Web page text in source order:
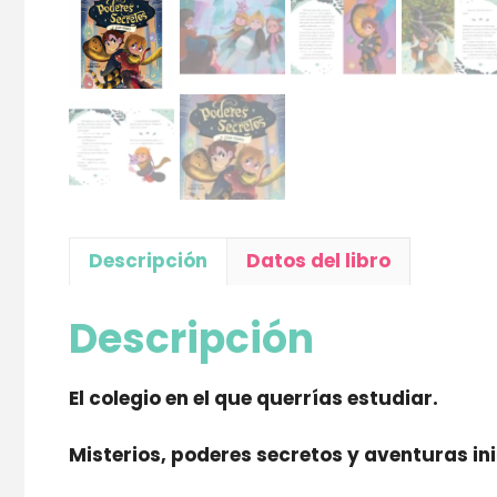
Descripción Datos del libro
Descripción
El colegio en el que querrías estudiar.
Misterios, poderes secretos y aventuras